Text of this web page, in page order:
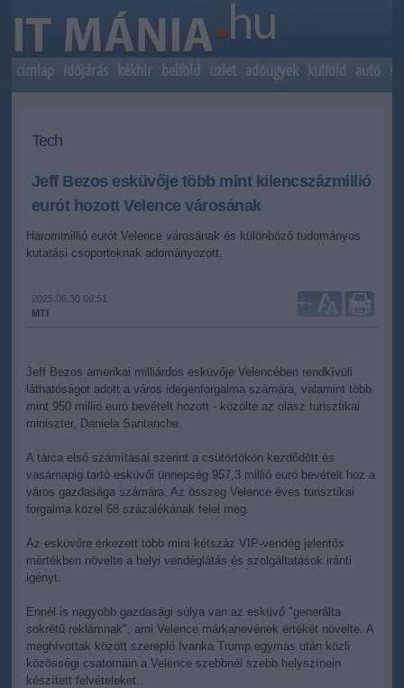
címlap időjárás kékhír belföld üzlet adóügyek külföld autó
Tech
Jeff Bezos esküvője több mint kilencszázmillió
eurót hozott Velence városának
Hárommillió eurót Velence városának és különböző tudományos
kutatási csoportoknak adományozott.
2025.06.30 06:51
MTI
+-
Jeff Bezos amerikai milliárdos esküvője Velencében rendkívüli
láthatóságot adott a város idegenforgalma számára, valamint több
mint 950 millió euró bevételt hozott - közölte az olasz turisztikai
miniszter, Daniela Santanche.
A tárca első számításai szerint a csütörtökön kezdődött és
vasárnapig tartó esküvői ünnepség 957,3 millió euró bevételt hoz a
város gazdasága számára. Az összeg Velence éves turisztikai
forgalma közel 68 százalékának felel meg.
Az esküvőre érkezett több mint kétszáz VIP-vendég jelentős
mértékben növelte a helyi vendéglátás és szolgáltatások iránti
igényt.
Ennél is nagyobb gazdasági súlya van az esküvő "generálta
sokrétű reklámnak", ami Velence márkanevének értékét növelte. A
meghívottak között szereplő Ivanka Trump egymás után közli
közösségi csatornáin a Velence szebbnél szebb helyszínein
készített felvételeket.